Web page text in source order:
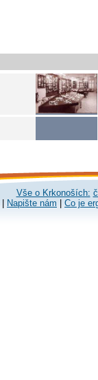
Vše o Krkonoších:
Napište nám Co je